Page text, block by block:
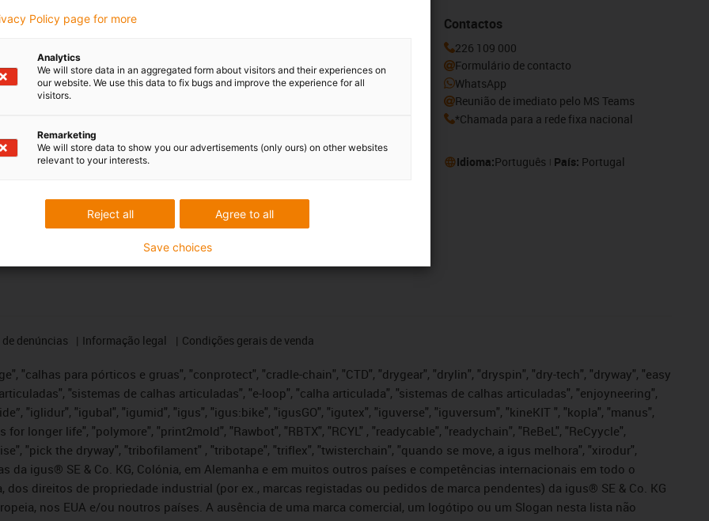
amostras
CAD
subscreva a newsletter da igus® aqui.
Contactos
226 109 000
Formulário de contacto
WhatsApp
Reunião de imediato pelo MS Teams
*Chamada para a rede fixa nacional
Idioma:Português País: Portugal
denúncias Informação legal Condições gerais de venda
"calhas para pórticos e gruas", "conprotect", "cradle-chain", "CTD", "drygear", "drylin", "dryspin", "dry-tech", "dryway", "easy
"sistemas de calhas articuladas", "e-loop", "calha articulada", "sistemas de calhas articuladas", "enjoyneering",
"iglidur", "igubal", "igumid", "igus", "igus:bike", "igusGO", "igutex", "iguverse", "iguversum", "kineKIT ", "kopla", "manus",
longer life", "polymore", "print2mold", "Rawbot", "RBTX", "RCYL" , "readycable", "readychain", "ReBeL", "ReCyycle",
"pick the dryway", "tribofilament" , "tribotape", "triflex", "twisterchain", "quando se move, a igus melhora", "xirodur",
da igus® SE & Co. KG, Colónia, em Alemanha e em muitos outros países e competências internacionais em todo o
direitos de propriedade industrial (por ex., marcas registadas ou pedidos de marca pendentes) da igus® SE & Co. KG
nos EUA e/ou noutros países. A ausência de uma marca comercial, um logótipo ou um Slogan nesta lista não
Policy page for more
Analytics
We will store data in an aggregated form about visitors and their experiences on
our website. We use this data to fix bugs and improve the experience for all
visitors.
Remarketing
We will store data to show you our advertisements (only ours) on other websites
relevant to your interests.
Agree to all
Reject all
Save choices